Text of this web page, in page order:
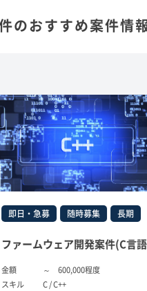
のおすすめ案件情
募 随時募集 長期
ウェア開発案件(C言語)
～ 600,000程度
C / C++